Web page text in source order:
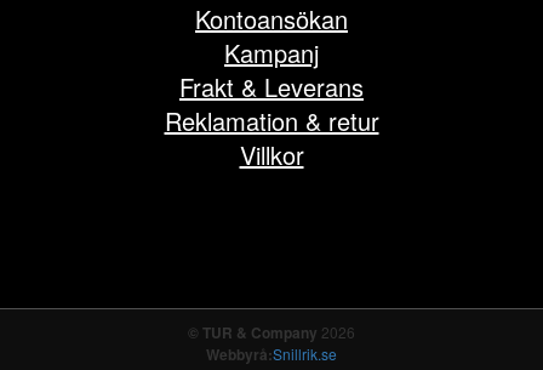
Kontoansökan
Kampanj
Frakt & Leverans
Reklamation & retur
Villkor
© TUR & Company 2026
Webbyrå:Snillrik.se